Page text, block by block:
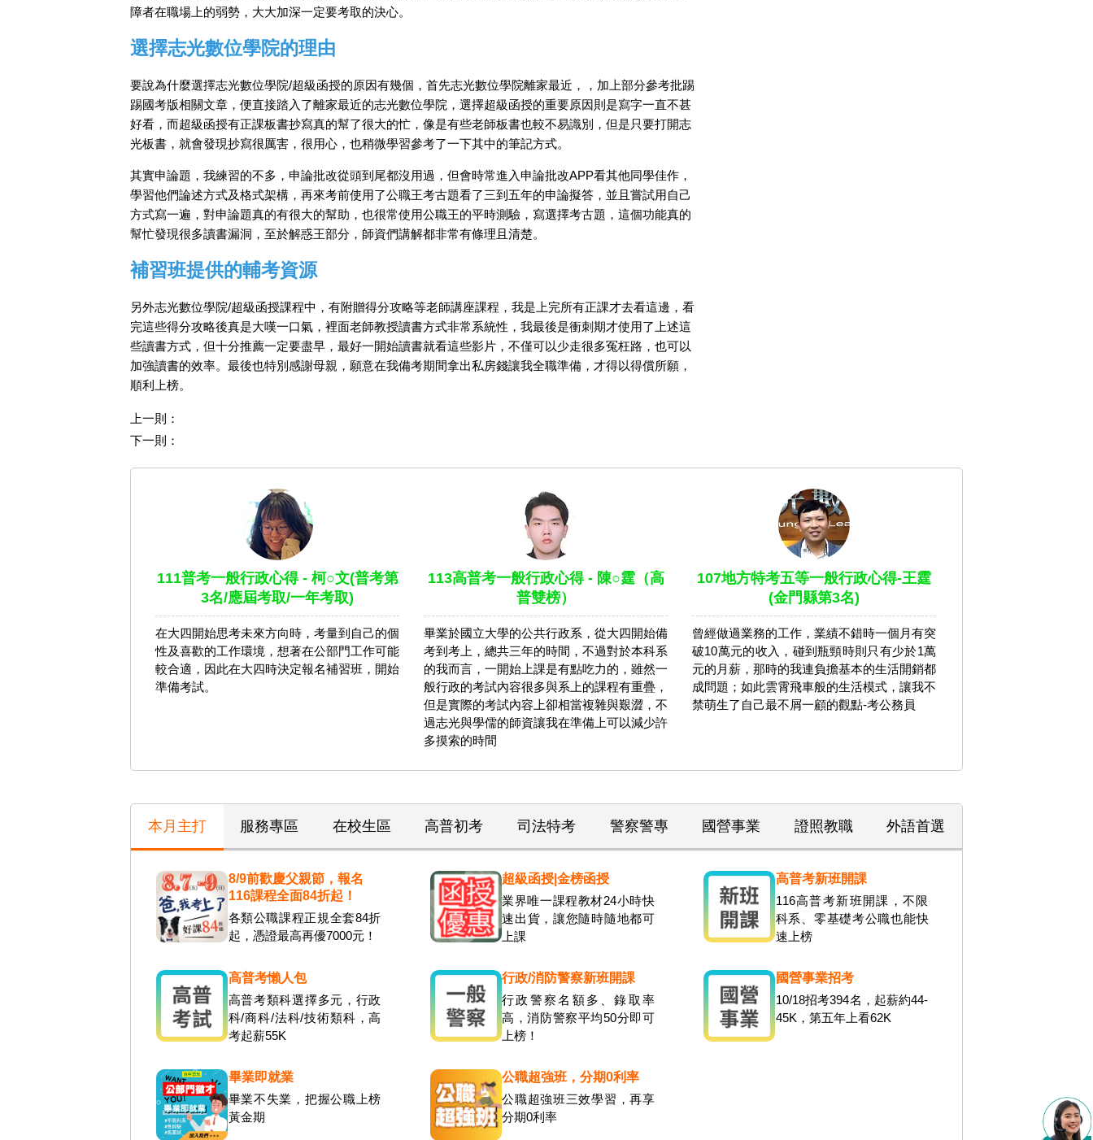
障者在職場上的弱勢，大大加深一定要考取的決心。
選擇志光數位學院的理由
要說為什麼選擇志光數位學院/超級函授的原因有幾個，首先志光數位學院離家最近，，加上部分參考批踢
踢國考版相關文章，便直接踏入了離家最近的志光數位學院，選擇超級函授的重要原因則是寫字一直不甚
好看，而超級函授有正課板書抄寫真的幫了很大的忙，像是有些老師板書也較不易識別，但是只要打開志
光板書，就會發現抄寫很厲害，很用心，也稍微學習參考了一下其中的筆記方式。
其實申論題，我練習的不多，申論批改從頭到尾都沒用過，但會時常進入申論批改APP看其他同學佳作，
學習他們論述方式及格式架構，再來考前使用了公職王考古題看了三到五年的申論擬答，並且嘗試用自己
方式寫一遍，對申論題真的有很大的幫助，也很常使用公職王的平時測驗，寫選擇考古題，這個功能真的
幫忙發現很多讀書漏洞，至於解惑王部分，師資們講解都非常有條理且清楚。
補習班提供的輔考資源
另外志光數位學院/超級函授課程中，有附贈得分攻略等老師講座課程，我是上完所有正課才去看這邊，看
完這些得分攻略後真是大嘆一口氣，裡面老師教授讀書方式非常系統性，我最後是衝刺期才使用了上述這
些讀書方式，但十分推薦一定要盡早，最好一開始讀書就看這些影片，不僅可以少走很多冤枉路，也可以
加強讀書的效率。最後也特別感謝母親，願意在我備考期間拿出私房錢讓我全職準備，才得以得償所願，
順利上榜。
上一則：
下一則：
111普考一般行政心得 - 柯○文(普考第
3名/應屆考取/一年考取)
在大四開始思考未來方向時，考量到自己的個
性及喜歡的工作環境，想著在公部門工作可能
較合適，因此在大四時決定報名補習班，開始
準備考試。
113高普考一般行政心得 - 陳○霆（高
普雙榜）
畢業於國立大學的公共行政系，從大四開始備
考到考上，總共三年的時間，不過對於本科系
的我而言，一開始上課是有點吃力的，雖然一
般行政的考試內容很多與系上的課程有重疊，
但是實際的考試內容上卻相當複雜與艱澀，不
過志光與學儒的師資讓我在準備上可以減少許
多摸索的時間
107地方特考五等一般行政心得-王霆
(金門縣第3名)
曾經做過業務的工作，業績不錯時一個月有突
破10萬元的收入，碰到瓶頸時則只有少於1萬
元的月薪，那時的我連負擔基本的生活開銷都
成問題；如此雲霄飛車般的生活模式，讓我不
禁萌生了自己最不屑一顧的觀點-考公務員
本月主打 服務專區 在校生區 高普初考 司法特考 警察警專 國營事業 證照教職 外語首選
8/9前歡慶父親節，報名
116課程全面84折起！
各類公職課程正規全套84折
起，憑證最高再優7000元！
超級函授|金榜函授
業界唯一課程教材24小時快
速出貨，讓您隨時隨地都可
上課
高普考新班開課
116高普考新班開課，不限
科系、零基礎考公職也能快
速上榜
高普考懶人包
高普考類科選擇多元，行政
科/商科/法科/技術類科，高
考起薪55K
行政/消防警察新班開課
行政警察名額多、錄取率
高，消防警察平均50分即可
上榜！
國營事業招考
10/18招考394名，起薪約44-
45K，第五年上看62K
畢業即就業
畢業不失業，把握公職上榜
黃金期
公職超強班，分期0利率
公職超強班三效學習，再享
分期0利率